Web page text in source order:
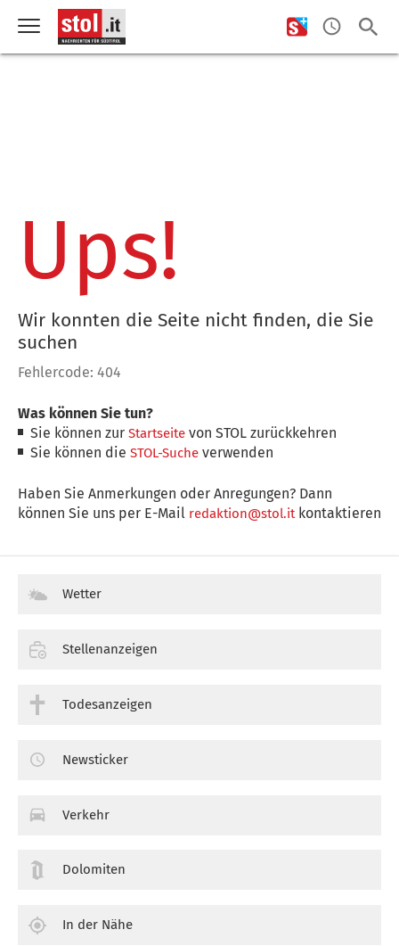
Ups!
Wir konnten die Seite nicht finden, die Sie
suchen
Fehlercode: 404
Was können Sie tun?
Sie können zurStartseite von STOL zurückkehren
Sie können dieSTOL-Suche verwenden
Haben Sie Anmerkungen oder Anregungen? Dann
können Sie uns per E-Mail redaktion@stol.itkontaktieren
Wetter
Stellenanzeigen
Todesanzeigen
Newsticker
Verkehr
Dolomiten
In der Nähe